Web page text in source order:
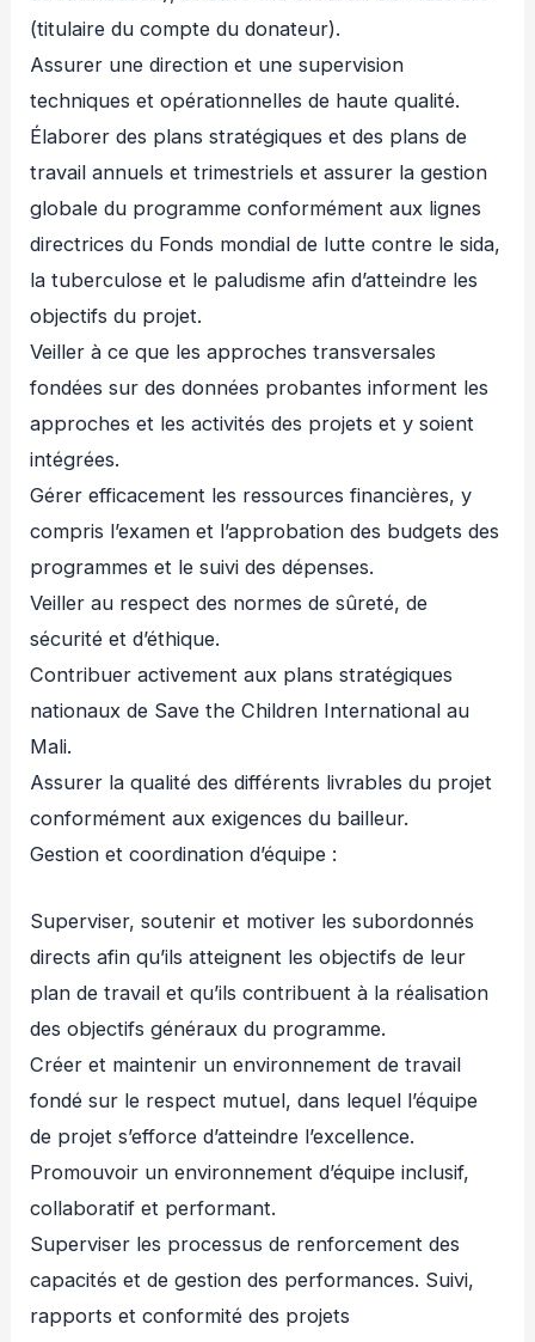
(titulaire du compte du donateur).
Assurer une direction et une supervision
techniques et opérationnelles de haute qualité.
Élaborer des plans stratégiques et des plans de
travail annuels et trimestriels et assurer la gestion
globale du programme conformément aux lignes
directrices du Fonds mondial de lutte contre le sida,
la tuberculose et le paludisme afin d’atteindre les
objectifs du projet.
Veiller à ce que les approches transversales
fondées sur des données probantes informent les
approches et les activités des projets et y soient
intégrées.
Gérer efficacement les ressources financières, y
compris l’examen et l’approbation des budgets des
programmes et le suivi des dépenses.
Veiller au respect des normes de sûreté, de
sécurité et d’éthique.
Contribuer activement aux plans stratégiques
nationaux de Save the Children International au
Mali.
Assurer la qualité des différents livrables du projet
conformément aux exigences du bailleur.
Gestion et coordination d’équipe :
Superviser, soutenir et motiver les subordonnés
directs afin qu’ils atteignent les objectifs de leur
plan de travail et qu’ils contribuent à la réalisation
des objectifs généraux du programme.
Créer et maintenir un environnement de travail
fondé sur le respect mutuel, dans lequel l’équipe
de projet s’efforce d’atteindre l’excellence.
Promouvoir un environnement d’équipe inclusif,
collaboratif et performant.
Superviser les processus de renforcement des
capacités et de gestion des performances. Suivi,
rapports et conformité des projets